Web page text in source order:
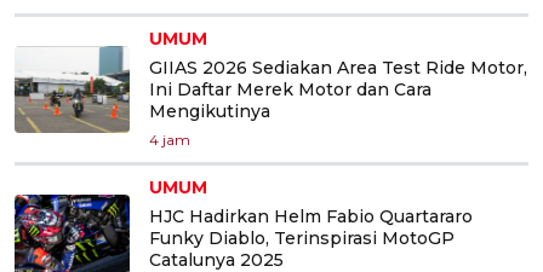
UMUM
GIIAS 2026 Sediakan Area Test Ride Motor,
Ini Daftar Merek Motor dan Cara
Mengikutinya
4 jam
UMUM
HJC Hadirkan Helm Fabio Quartararo
Funky Diablo, Terinspirasi MotoGP
Catalunya 2025